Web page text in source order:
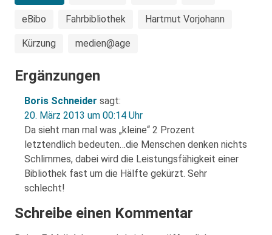
eBibo Fahrbibliothek Hartmut Vorjohann
Kürzung medien@age
Ergänzungen
Boris Schneider sagt:
20. März 2013 um 00:14 Uhr
Da sieht man mal was „kleine“ 2 Prozent
letztendlich bedeuten…die Menschen denken nichts
Schlimmes, dabei wird die Leistungsfähigkeit einer
Bibliothek fast um die Hälfte gekürzt. Sehr
schlecht!
Schreibe einen Kommentar